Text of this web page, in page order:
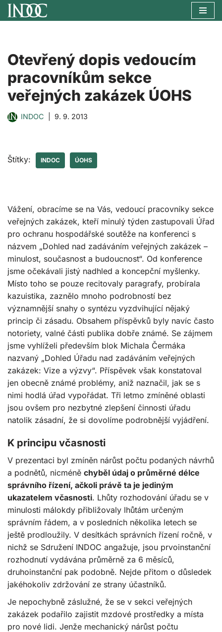
obsah
Otevřený dopis vedoucím
pracovníkům sekce
veřejných zakázek ÚOHS
INDOC 9. 9. 2013
Štítky: INDOC ÚOHS
Vážení, obracíme se na Vás, vedoucí pracovníky sekce
veřejných zakázek, kteří minulý týden zastupovali Úřad
pro ochranu hospodářské soutěže na konferenci s
názvem „Dohled nad zadáváním veřejných zakázek –
minulost, současnost a budoucnost“. Od konference
jsme očekávali jistý nadhled a koncepční myšlenky.
Místo toho se pouze recitovaly paragrafy, probírala
kazuistika, zaznělo mnoho podrobností bez
významnější snahy o syntézu vyzdvihující nějaký
princip či zásadu. Obsahem příspěvků byly navíc často
notoriety, valné části publika dobře známé. Se zájmem
jsme vyhlíželi především blok Michala Čermáka
nazvaný „Dohled Úřadu nad zadáváním veřejných
zakázek: Vize a výzvy“. Příspěvek však konstatoval
jen obecně známé problémy, aniž naznačil, jak se s
nimi hodlá úřad vypořádat. Tři letmo zmíněné oblasti
jsou ovšem pro nezbytné zlepšení činnosti úřadu
natolik zásadní, že si dovolíme podrobnější vyjádření.
K principu včasnosti
V prezentaci byl zmíněn nárůst počtu podaných návrhů
a podnětů, nicméně chyběl údaj o průměrné délce
správního řízení, ačkoli právě ta je jediným
ukazatelem včasnosti. Lhůty rozhodování úřadu se v
minulosti málokdy přibližovaly lhůtám určeným
správním řádem, a v posledních několika letech se
ještě prodloužily. V desítkách správních řízení ročně, v
nichž se Sdružení INDOC angažuje, jsou prvoinstanční
rozhodnutí vydávána průměrně za 6 měsíců,
druhoinstanční pak podobně. Nejde přitom o důsledek
jakéhokoliv zdržování ze strany účastníků.
Je nepochybně záslužné, že se v sekci veřejných
zakázek podařilo zajistit mzdové prostředky a místa
pro nové lidi. Jenže mechanický nárůst počtu